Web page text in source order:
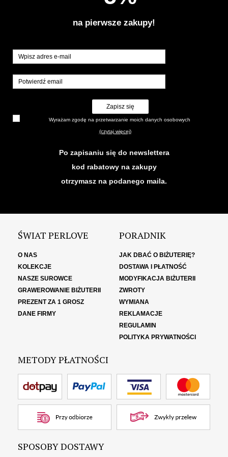
na pierwsze zakupy!
Zapisz się
Wyrażam zgodę na przetwarzanie moich danych osobowych
(czytaj więcej)
Po zapisaniu się do newslettera
kod rabatowy na zakupy
otrzymasz na podanego maila.
ŚWIAT PERLOVE
O NAS
KOLEKCJE
NASZE SUROWCE
GRAWEROWANIE BIŻUTERII
PREZENT ZA 1 GROSZ
DANE FIRMY
PORADNIK
JAK DBAĆ O BIŻUTERIĘ?
DOSTAWA I PŁATNOŚĆ
MODYFIKACJA BIŻUTERII
ZWROTY
WYMIANA
REKLAMACJE
REGULAMIN
POLITYKA PRYWATNOŚCI
METODY PŁATNOŚCI
SPOSOBY DOSTAWY